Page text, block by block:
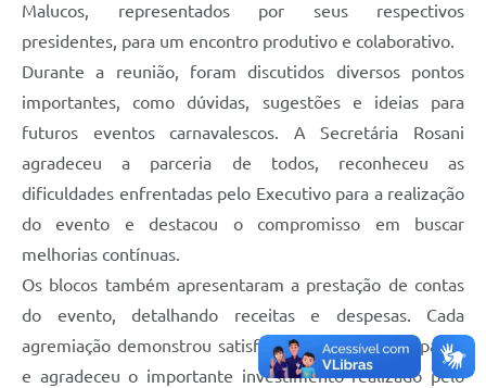
Malucos, representados por seus respectivos
presidentes, para um encontro produtivo e colaborativo.
Durante a reunião, foram discutidos diversos pontos
importantes, como dúvidas, sugestões e ideias para
futuros eventos carnavalescos. A Secretária Rosani
agradeceu a parceria de todos, reconheceu as
dificuldades enfrentadas pelo Executivo para a realização
do evento e destacou o compromisso em buscar
melhorias contínuas.
Os blocos também apresentaram a prestação de contas
do evento, detalhando receitas e despesas. Cada
agremiação demonstrou satisfação com sua participação
e agradeceu o importante investimento realizado pelo